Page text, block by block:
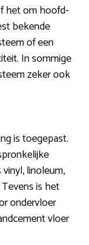
het om hoofd-
bekende
of een
In sommige
zeker ook
is toegepast.
linoleum,
is het
ondervloer
vloer